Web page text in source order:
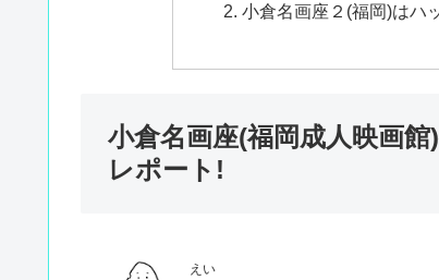
小倉名画座２(福岡)はハ
小倉名画座(福岡成人映画
レポート!
えい